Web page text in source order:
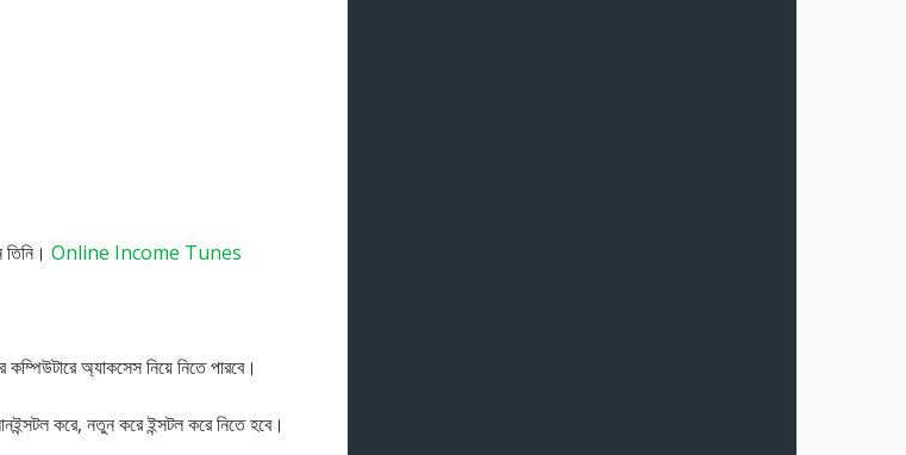
Online Income Tunes
অ্যাকসেস নিয়ে নিতে পারবে।
করে, নতুন করে ইন্সটল করে নিতে হবে।